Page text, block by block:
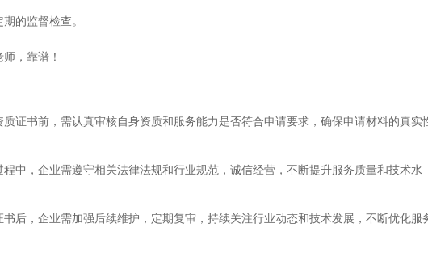
的监督检查。
，靠谱！
证书前，需认真审核自身资质和服务能力是否符合申请要求，确保申请材料的真实
中，企业需遵守相关法律法规和行业规范，诚信经营，不断提升服务质量和技术水
后，企业需加强后续维护，定期复审，持续关注行业动态和技术发展，不断优化服